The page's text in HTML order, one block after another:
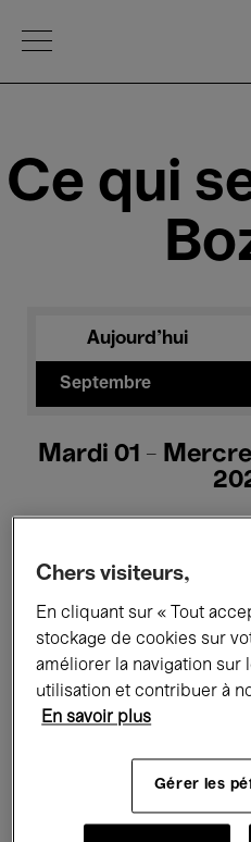
Open Menu
Ce qui
Aujourd'hui
Septembre
Mardi 01 -
Tous les événements
Expositions Films
Rencontres & Débats
Musique classique
Musique électronique
Chers visiteurs,
En cliquant sur « Tout
stockage de cookies sur
améliorer la navigation sur
utilisation et contribuer à
En savoir plus
Gérer les